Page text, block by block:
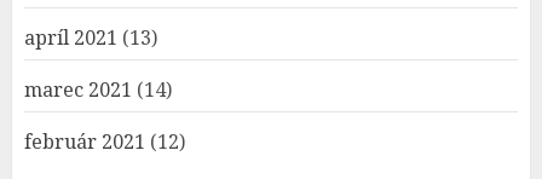
apríl 2021 (13)
marec 2021 (14)
február 2021 (12)